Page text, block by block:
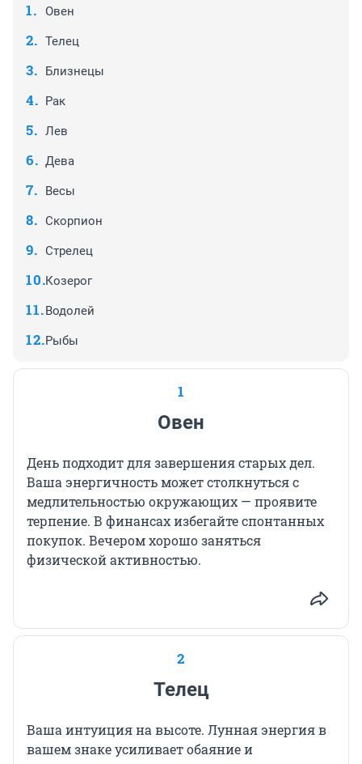
Овен
Телец
Близнецы
Рак
Лев
Дева
Весы
Скорпион
Стрелец
Козерог
Водолей
Рыбы
1
Овен
День подходит для завершения старых дел.
Ваша энергичность может столкнуться с
медлительностью окружающих — проявите
терпение. В финансах избегайте спонтанных
покупок. Вечером хорошо заняться
физической активностью.
2
Телец
Ваша интуиция на высоте. Лунная энергия в
вашем знаке усиливает обаяние и